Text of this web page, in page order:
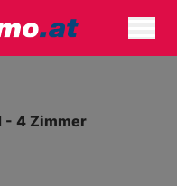
- 4 Zimmer